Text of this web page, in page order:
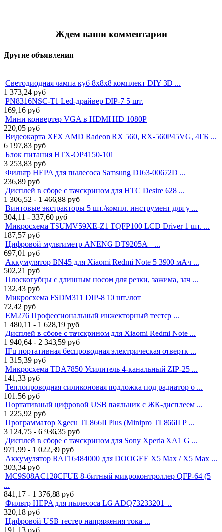
Ждем ваши комментарии
Другие объявления
Светодиодная лампа куб 8x8x8 комплект DIY 3D ...
1 373,24 руб
PN8316NSC-T1 Led-драйвер DIP-7 5 шт.
169,16 руб
Мини конвертер VGA в HDMI HD 1080P
220,05 руб
Видеокарта XFX AMD Radeon RX 560, RX-560P45VG, 4ГБ ...
6 197,83 руб
Блок питания HTX-OP4150-101
3 253,83 руб
Фильтр HEPA для пылесоса Samsung DJ63-00672D ...
236,89 руб
Дисплей в сборе с тачскрином для HTC Desire 628 ...
1 306,52 - 1 466,88 руб
Винтовые экстракторы 5 шт./компл. инструмент для у ...
304,11 - 337,60 руб
Микросхема TSUMV59XE-Z1 TQFP100 LCD Driver 1 шт. ...
187,57 руб
Цифровой мультиметр ANENG DT9205A+ ...
697,01 руб
Аккумулятор BN45 для Xiaomi Redmi Note 5 3900 мАч ...
502,21 руб
Плоскогубцы с длинным носом для резки, зажима, зач ...
132,43 руб
Микросхема FSDM311 DIP-8 10 шт./лот
72,42 руб
EM276 Профессиональный инжекторный тестер ...
1 480,11 - 1 628,19 руб
Дисплей в сборе с тачскрином для Xiaomi Redmi Note ...
1 940,64 - 2 343,59 руб
IFu портативная беспроводная электрическая отвертк ...
1 315,39 руб
Микросхема TDA7850 Усилитель 4-канальный ZIP-25 ...
141,33 руб
Теплопроводная силиконовая подложка под радиатор о ...
101,56 руб
Портативный цифровой USB паяльник с ЖК-дисплеем ...
1 225,92 руб
Программатор Xgecu TL866II Plus (Minipro TL866II P ...
3 124,75 - 6 936,35 руб
Дисплей в сборе с тачскрином для Sony Xperia XA1 G ...
971,99 - 1 022,39 руб
Аккумулятор BAT16484000 для DOOGEE X5 Max / X5 Max ...
303,34 руб
MC9S08AC128CFUE 8-битный микроконтроллер QFP-64 (5
...
841,17 - 1 376,88 руб
Фильтр HEPA для пылесоса LG ADQ73233201 ...
320,18 руб
Цифровой USB тестер напряжения тока ...
191,13 руб